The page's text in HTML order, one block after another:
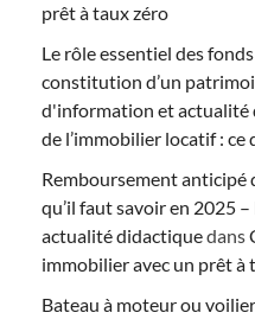
prêt à taux zéro
Le rôle essentiel des
constitution d’un
d'information et actualité
de l’immobilier locatif : ce
Remboursement anticipé
qu’il faut savoir en 2025
actualité didactiquedans
immobilier avec un prêt à
Bateau à moteur ou